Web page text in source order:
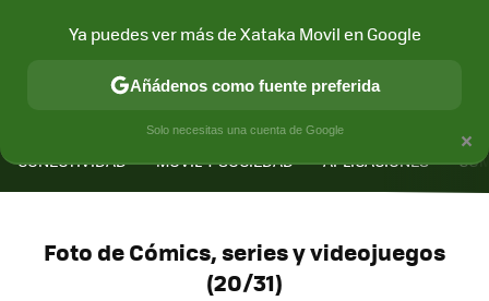
CONECTIVIDAD MÓVIL Y SOCIEDAD APLICACIONES
Foto de Cómics, series y videojuegos
(20/31)
×
Ya puedes ver más de Xataka Movil en Google
Añádenos como fuente preferida
Solo necesitas una cuenta de Google